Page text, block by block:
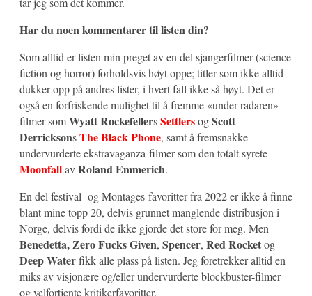
Har du noen kommentarer til listen din?
Som alltid er listen min preget av en del sjangerfilmer (science
fiction og horror) forholdsvis høyt oppe; titler som ikke alltid
dukker opp på andres lister, i hvert fall ikke så høyt. Det er
også en forfriskende mulighet til å fremme «under radaren»-
filmer somWyatt RockefellersSettlersogScott
DerricksonsThe Black Phone, samt å fremsnakke
undervurderte ekstravaganza-filmer som den totalt syrete
MoonfallavRoland Emmerich.
En del festival- og Montages-favoritter fra 2022 er ikke å finne
blant mine topp 20, delvis grunnet manglende distribusjon i
Norge, delvis fordi de ikke gjorde det store for meg. Men
Benedetta, Zero Fucks Given, Spencer, Red Rocketog
Deep Waterfikk alle plass på listen. Jeg foretrekker alltid en
miks av visjonære og/eller undervurderte blockbuster-filmer
og velfortjente kritikerfavoritter.